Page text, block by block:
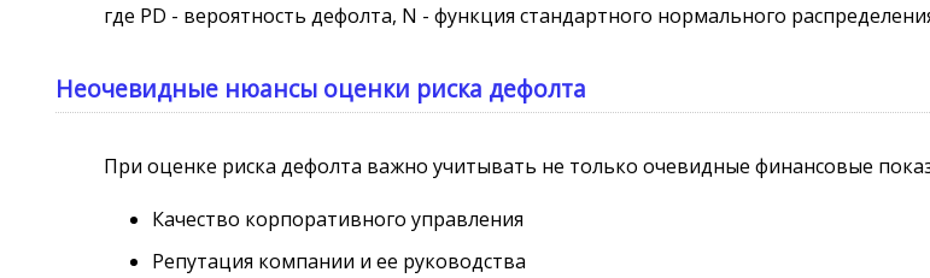
где PD - вероятность дефолта, N - функция стандартного нормального
Неочевидные нюансы оценки риска дефолта
При оценке риска дефолта важно учитывать не только очевидные финансовые
Качество корпоративного управления
Репутация компании и ее руководства